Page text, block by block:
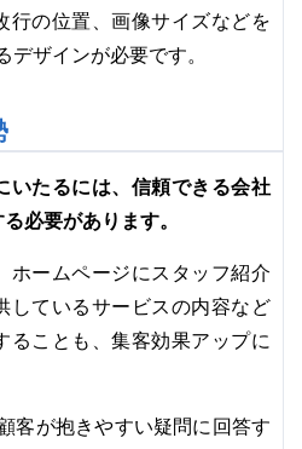
行の位置、画像サイズなどを
ザインが必要です。
いたるには、信頼できる会社
必要があります。
ホームページにスタッフ紹介
しているサービスの内容など
ることも、集客効果アップに
客が抱きやすい疑問に回答す